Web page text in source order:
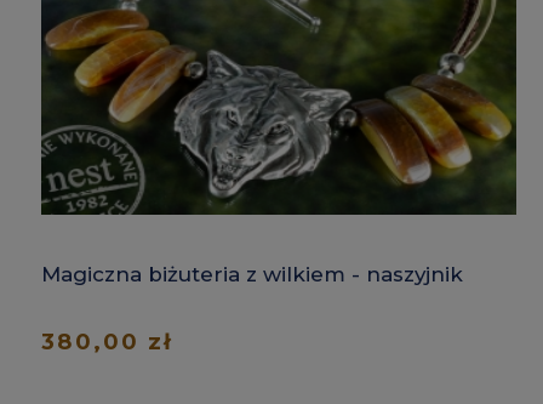
Magiczna biżuteria z wilkiem - naszyjnik
380,00 zł